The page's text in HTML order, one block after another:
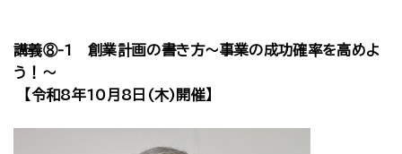
講義⑧-1 創業計画の書き方～事業の成功確率を高めよ
う！～
【令和8年10月8日(木)開催】